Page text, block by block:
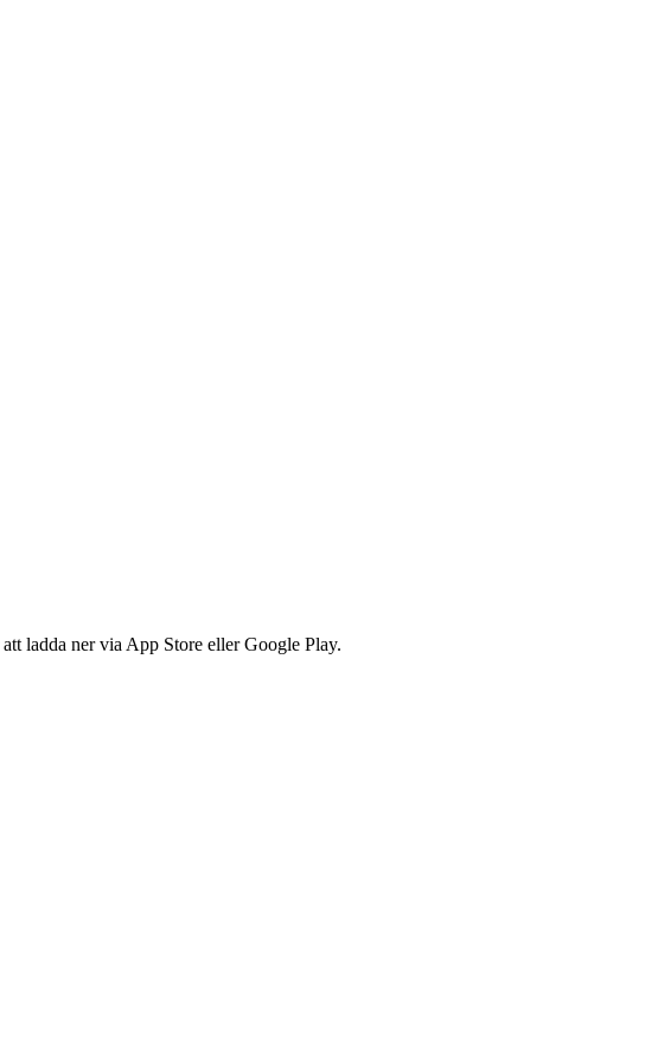
ladda ner via App Store eller Google Play.